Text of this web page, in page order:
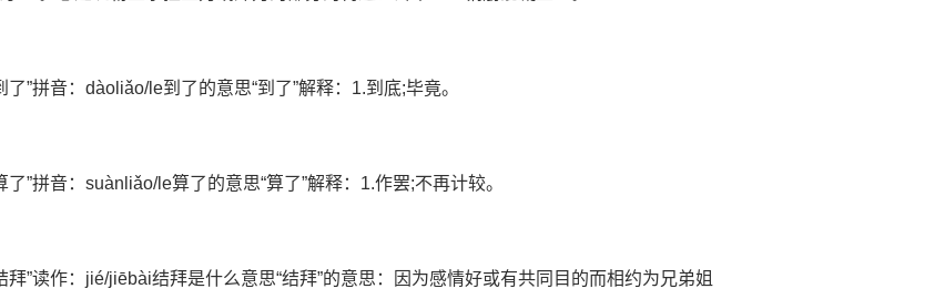
了”拼音：dàoliǎo/le到了的意思“到了”解释：1.到底;毕竟。
了”拼音：suànliǎo/le算了的意思“算了”解释：1.作罢;不再计较。
拜”读作：jié/jiēbài结拜是什么意思“结拜”的意思：因为感情好或有共同目的而相约为兄弟姐